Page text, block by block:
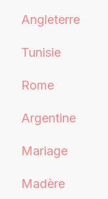
Angleterre
Tunisie
Rome
Argentine
Mariage
Madère